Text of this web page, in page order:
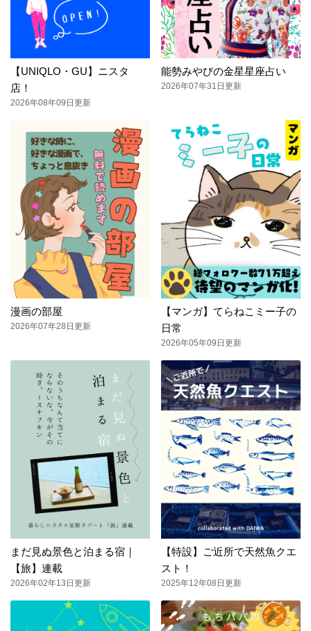
【UNIQLO・GU】ニスタ
店！
2026年08年09日更新
能勢みやびの金星星座占い
2026年07年31日更新
漫画の部屋
2026年07年28日更新
【マンガ】てらねこミー子の
日常
2026年05年09日更新
まだ見ぬ景色と泊まる宿｜
【旅】連載
2026年02年13日更新
【特設】ご近所で天然魚クエ
スト！
2025年12年08日更新